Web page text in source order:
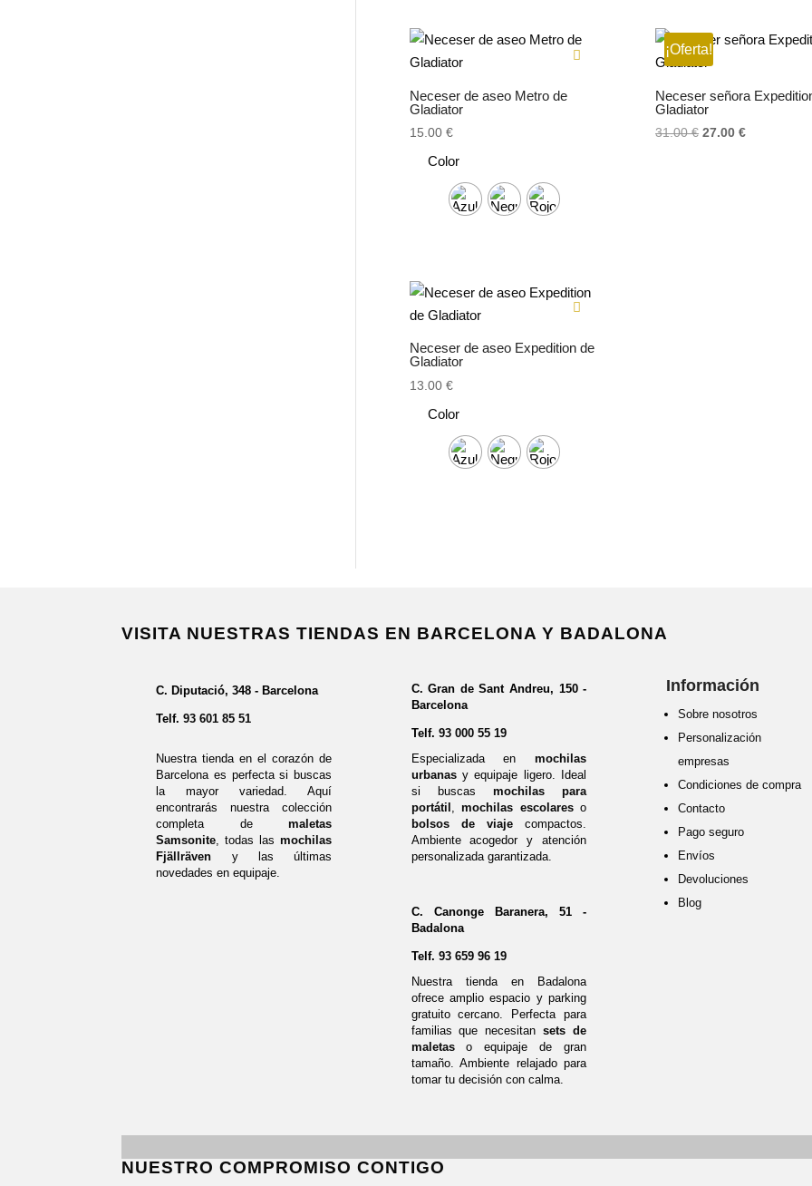
Neceser de aseo Metro de
Gladiator
15.00 €
Color
¡Oferta!
Neceser señora
Gladiator
31.00€ El
27.00€El
Neceser de aseo Expedition de
Gladiator
13.00 €
Color
VISITA NUESTRAS TIENDAS EN BARCELONA Y BADALONA
C. Diputació, 348 - Barcelona
Telf. 93 601 85 51
Nuestra tienda en el corazón de
Barcelona es perfecta si buscas
la mayor variedad. Aquí
encontrarás nuestra colección
completa de maletas
Samsonite , todas las mochilas
Fjällräven y las últimas
novedades en equipaje.
C. Gran de Sant Andreu, 150 -
Barcelona
Telf. 93 000 55 19
Especializada enmochilas
urbanasy equipaje ligero. Ideal
si buscas mochilas para
portátil
,mochilas escolareso
bolsos de viajecompactos.
Ambiente acogedor y atención
personalizada garantizada.
C. Canonge Baranera, 51 -
Badalona
Telf. 93 659 96 19
Nuestra tienda en Badalona
ofrece amplio espacio y parking
gratuito cercano. Perfecta para
familias que necesitansets de
maletaso equipaje de gran
tamaño. Ambiente relajado para
tomar tu decisión con calma.
Información
Sobre nosotros
Personalización
empresas
Condiciones de compra
Contacto
Pago seguro
Envíos
Devoluciones
Blog
NUESTRO COMPROMISO CONTIGO